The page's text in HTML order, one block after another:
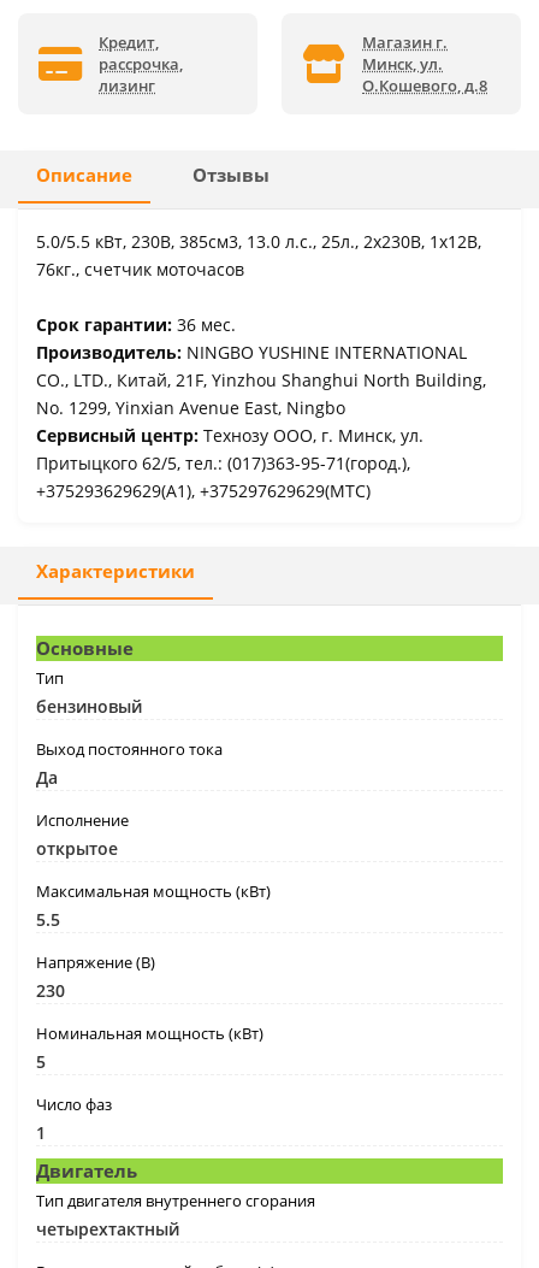
Кредит,
рассрочка,
лизинг
Магазин г.
Минск, ул.
О.Кошевого, д.8
Описание Отзывы
5.0/5.5 кВт, 230В, 385см3, 13.0 л.с., 25л., 2х230В, 1х12В,
76кг., счетчик моточасов
Срок гарантии: 36 мес.
Производитель: NINGBO YUSHINE INTERNATIONAL
CO., LTD., Китай, 21F, Yinzhou Shanghui North Building,
No. 1299, Yinxian Avenue East, Ningbo
Сервисный центр: Технозу ООО, г. Минск, ул.
Притыцкого 62/5, тел.: (017)363-95-71(город.),
+375293629629(A1), +375297629629(МТС)
Характеристики
Основные
Тип
бензиновый
Выход постоянного тока
Да
Исполнение
открытое
Максимальная мощность (кВт)
5.5
Напряжение (В)
230
Номинальная мощность (кВт)
5
Число фаз
1
Двигатель
Тип двигателя внутреннего сгорания
четырехтактный